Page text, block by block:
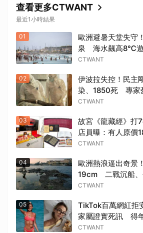
查看更多CTWANT
最近1小時結果
01
歐洲避暑天堂失守
泉 海水飆高8℃遊
CTWANT
02
伊波拉失控！民主
染、1850死 專家
CTWANT
03
故宮《龍藏經》打
店員曝：有人原價
CTWANT
04
歐洲熱浪逼出奇景
19cm 二戰沉船、
日
CTWANT
05
TikTok百萬網紅拒
家屬證實死訊 得
CTWANT